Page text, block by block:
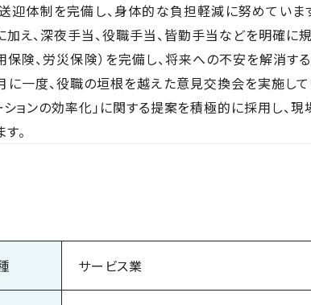
迎体制を完備し、身体的な負担軽減に努めてい
加え、深夜手当、役職手当、皆勤手当などを明確に
保険、労災保険）を完備し、将来への不安を解消
に一度、役職の垣根を越えた意見交換会を実施して
ションの効率化」に関する提案を積極的に採用し、
。
サービス業